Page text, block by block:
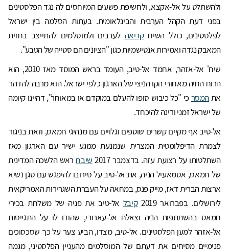
ולהשתלט על אל-אקצא, ולחשיפת פשעים המיוחסים לה נגד הפלסטינים
בפני דעת הקהל הערבית והבינלאומית. בעתות הסלמה בין ישראל
לפלסטינים, כולל השיחקריאה לערבים ולמוסלמים להתייצב בחזית
המאבק נגדה ואמירות אנטישמיות כגון "הציונים הם סטייה של הטבע".
שיח' אל-אזהר, אחמד אל-טיב, העומד בראש המוסד מאז 2010, הוא
הרוח החיה מאחורי הקו הניצי של הארגון כלפי ישראל. הוא מרבה להדהד
אתהמסר כי "כל כיבוש סופו להעלם במוקדם או במאוחר", דהיינו קיומה
של ישראל זמני ודינה להיכחד.
אל-טיב אף מקיים קשרים שוטפים וגלויים עם מנהיגי חמאס, וזאת בניגוד
לצמרת הדיפלומטית המצרית שנמנעת ממגע ישיר עם הארגון מאז
השתלטותו על רצועת עזה. בדצמבר 2017
שיבח ראש הלשכה המדינית
של חמאס, אסמאעיל הניה, את אל-טיב על סירובו להיפגש עם סגן נשיא
ארצות הברית דאז, מייק פנס, במחאה על העברת השגרירות האמריקאית
לירושלים. בפברואר 2019
קיבל אל-טיב את פניה של משלחת בכירי
חמאס בהשתתפות הניה וצאלח אל-עארורי, שהודו לו על התגייסות
אל-אזהר למען הפלסטינים. אל-טיב, מצדו, הביע צער על כך שסכסוכים
פנימיים מסיחים את דעתם של המוסלמים מהעניין הפלסטיני, מגמה